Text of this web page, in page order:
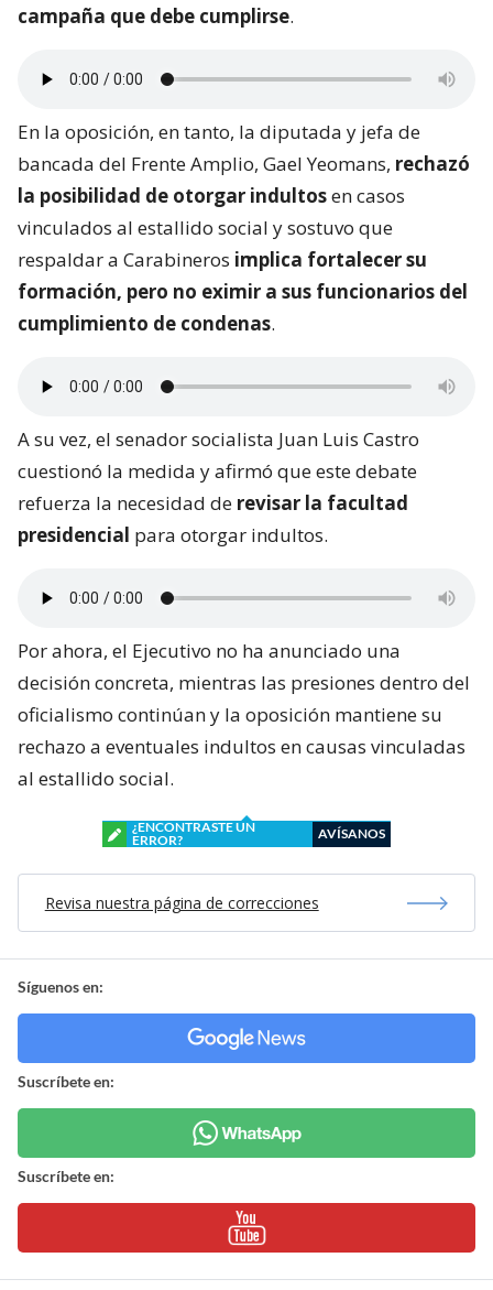
campaña que debe cumplirse.
En la oposición, en tanto, la diputada y jefa de
bancada del Frente Amplio, Gael Yeomans, rechazó
la posibilidad de otorgar indultosen casos
vinculados al estallido social y sostuvo que
respaldar a Carabineros implica fortalecer su
formación, pero no eximir a sus funcionarios del
cumplimiento de condenas.
A su vez, el senador socialista Juan Luis Castro
cuestionó la medida y afirmó que este debate
refuerza la necesidad de revisar la facultad
presidencial para otorgar indultos.
Por ahora, el Ejecutivo no ha anunciado una
decisión concreta, mientras las presiones dentro del
oficialismo continúan y la oposición mantiene su
rechazo a eventuales indultos en causas vinculadas
al estallido social.
¿ENCONTRASTE UN
ERROR?
AVÍSANOS
Revisa nuestra página de correcciones
Síguenos en:
Suscríbete en:
Suscríbete en: